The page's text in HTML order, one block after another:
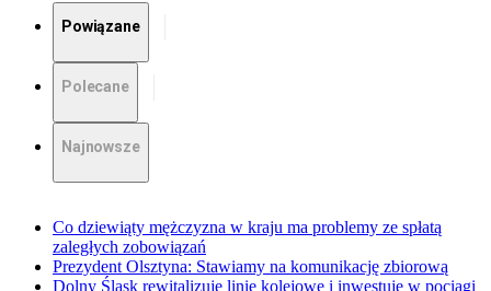
Powiązane
Polecane
Najnowsze
Co dziewiąty mężczyzna w kraju ma problemy ze spłatą
zaległych zobowiązań
Prezydent Olsztyna: Stawiamy na komunikację zbiorową
Dolny Śląsk rewitalizuje linie kolejowe i inwestuje w pociągi